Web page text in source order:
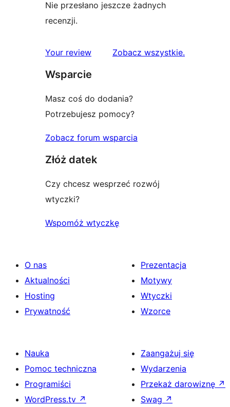
Nie przesłano jeszcze żadnych
recenzji.
Your review Zobacz wszystkierecenzje
.
Wsparcie
Masz coś do dodania?
Potrzebujesz pomocy?
Zobacz forum wsparcia
Złóż datek
Czy chcesz wesprzeć rozwój
wtyczki?
Wspomóż wtyczkę
O nas
Aktualności
Hosting
Prywatność
Prezentacja
Motywy
Wtyczki
Wzorce
Nauka
Pomoc techniczna
Programiści
WordPress.tv ↗
Zaangażuj się
Wydarzenia
Przekaż darowiznę ↗
Swag ↗